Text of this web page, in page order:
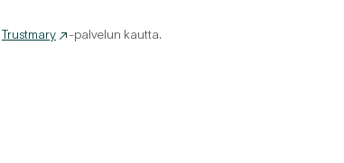
Trustmary -palvelun kautta.